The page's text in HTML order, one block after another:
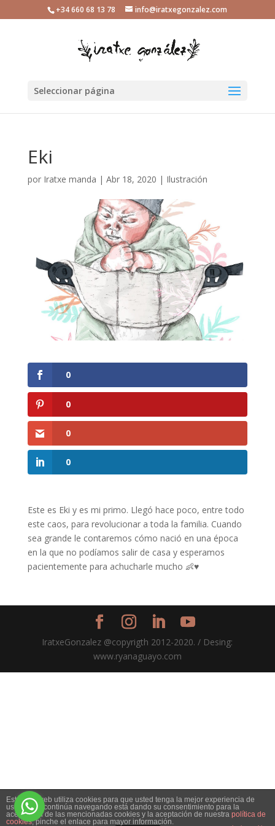
+34 660 68 13 78 info@iratxegonzalez.com
Seleccionar página
Eki
por Iratxe manda | Abr 18, 2020 | Ilustración
0
0
0
0
Este es Eki y es mi primo. Llegó hace poco, entre todo
este caos, para revolucionar a toda la familia. Cuando
sea grande le contaremos cómo nació en una época
en la que no podíamos salir de casa y esperamos
pacientemente para achucharle mucho 👶♥
IratxeGonzalez @copyrigth 2012-2020. / Desing:
www.ryanaguayo.com
Este sitio web utiliza cookies para que usted tenga la mejor experiencia de
usuario. Si continúa navegando está dando su consentimiento para la
aceptación de las mencionadas cookies y la aceptación de nuestra política de
cookies, pinche el enlace para mayor información.